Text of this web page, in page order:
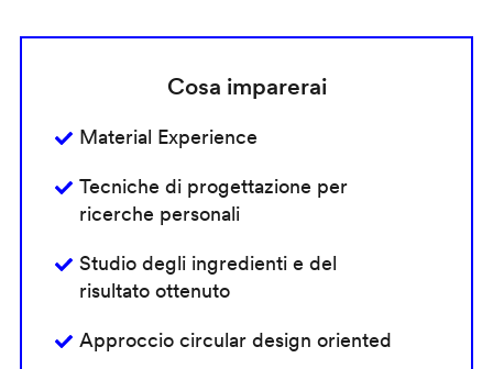
Cosa imparerai
Material Experience
Tecniche di progettazione per
ricerche personali
Studio degli ingredienti e del
risultato ottenuto
Approccio circular design oriented